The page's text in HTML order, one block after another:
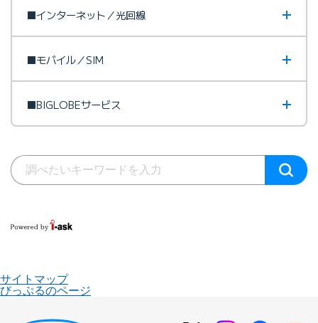
■インターネット／光回線
■モバイル／SIM
■BIGLOBEサービス
サイトマップ
びっぷるのページ